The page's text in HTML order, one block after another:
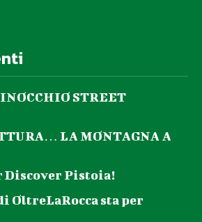
STREET
LA MONTAGNA A
Discover Pistoia!
OltreLaRocca sta per